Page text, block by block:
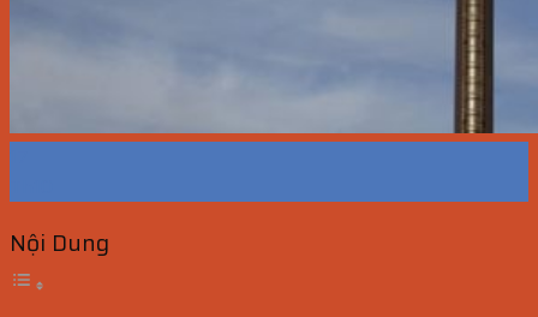
Nội Dung